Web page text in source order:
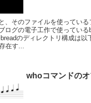
、そのファイルを使っている
ログの電子工作で使っている
のディレクトリ構成は以
在す...
whoコマンドの